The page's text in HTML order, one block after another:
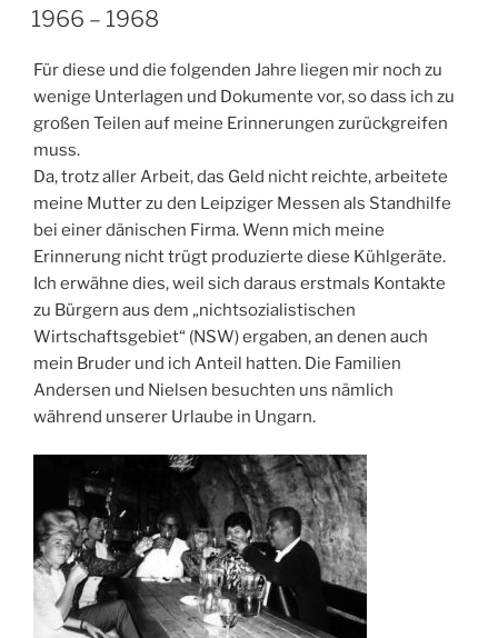
AM
1966 – 1968
Für diese und die folgenden Jahre liegen mir noch zu
wenige Unterlagen und Dokumente vor, so dass ich zu
großen Teilen auf meine Erinnerungen zurückgreifen
muss.
Da, trotz aller Arbeit, das Geld nicht reichte, arbeitete
meine Mutter zu den Leipziger Messen als Standhilfe
bei einer dänischen Firma. Wenn mich meine
Erinnerung nicht trügt produzierte diese Kühlgeräte.
Ich erwähne dies, weil sich daraus erstmals Kontakte
zu Bürgern aus dem „nichtsozialistischen
Wirtschaftsgebiet“ (NSW) ergaben, an denen auch
mein Bruder und ich Anteil hatten. Die Familien
Andersen und Nielsen besuchten uns nämlich
während unserer Urlaube in Ungarn.